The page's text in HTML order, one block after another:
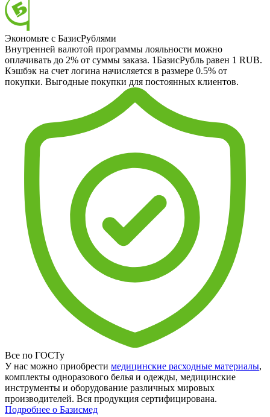
Экономьте с БазисРублями
Внутренней валютой программы лояльности можно
оплачивать до 2% от суммы заказа. 1БазисРубль равен 1 RUB.
Кэшбэк на счет логина начисляется в размере 0.5% от
покупки. Выгодные покупки для постоянных клиентов.
Все по ГОСТу
У нас можно приобрести медицинские расходные материалы,
комплекты одноразового белья и одежды, медицинские
инструменты и оборудование различных мировых
производителей. Вся продукция сертифицирована.
Подробнее о Базисмед